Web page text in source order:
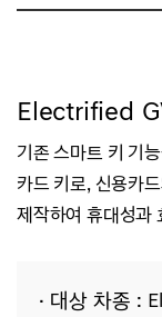
Electrified
기존 스마트 키 기
카드 키로, 신용카
제작하여 휴대성과
· 대상 차종 :